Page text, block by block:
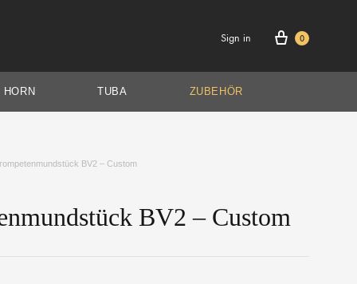
Sign in Cart
0
HORN TUBA ZUBEHÖR
BV2 – Custom
BV2 – Custom